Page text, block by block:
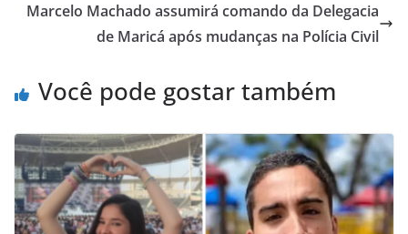
Marcelo Machado assumirá comando da Delegacia
de Maricá após mudanças na Polícia Civil
Você pode gostar também